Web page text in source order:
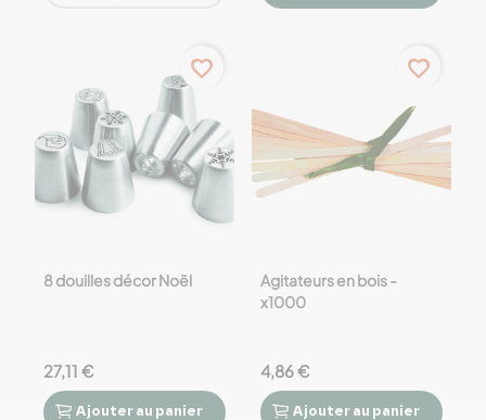
 
favorite_border
8 douilles décor Noël
27,11 €
Ajouter au panier
favorite_border
Agitateurs en bois -
x1000
4,86 €
Ajouter au panier